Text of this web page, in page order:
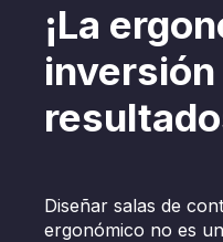
¡La
inversión
Diseñar salas de
ergonómico no es